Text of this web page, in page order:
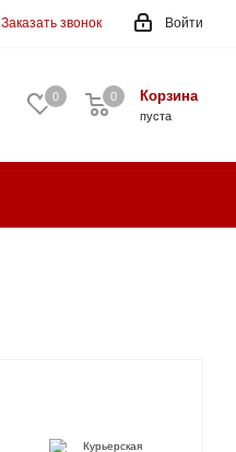
Войти
Заказать звонок
0 Корзина
0
пуста
0